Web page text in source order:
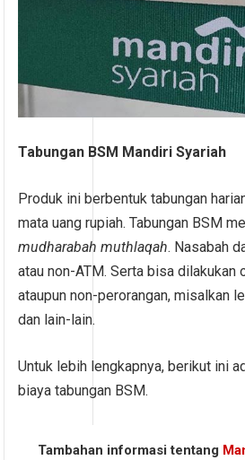
Tabungan BSM Mandiri Syariah
Produk ini berbentuk tabungan
mata uang rupiah. Tabungan BSM
mudharabah muthlaqah. Nasabah
atau non-ATM. Serta bisa dilakukan
ataupun non-perorangan, misalkan
dan lain-lain.
Untuk lebih lengkapnya, berikut ini
biaya tabungan BSM.
Tambahan informasi tentang